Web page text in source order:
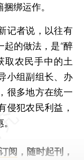
绑运作。
者说，以往有
的做法，是“醉
取农民手中的土
小组副组长、办
很多地方在统一
侵犯农民利益，
阅 ，随时起刊，